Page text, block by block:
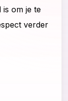
is om je te
verder